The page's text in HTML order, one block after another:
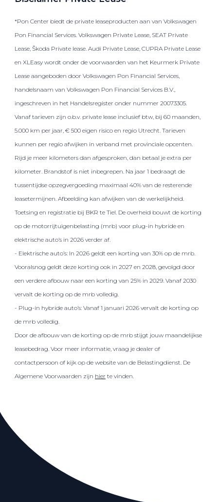
*Pon Center biedt de private leaseproducten aan van Volkswagen
Pon Financial Services. Volkswagen Private Lease, SEAT Private
Lease, Škoda Private lease. Audi Private Lease, CUPRA Private Lease
en XLEasy wordt onder de voorwaarden van het Keurmerk Private
Lease aangeboden door Volkswagen Pon Financial Services,
handelsnaam van Volkswagen Pon Financial Services B.V.,
ingeschreven in het Handelsregister onder nummer 20073305.
Vanaf tarieven zijn o.b.v. private lease inclusief btw, bij 60 maanden,
5.000 km per jaar, € 500 eigen risico en regio Utrecht. Tarieven
kunnen per regio afwijken in verband met provinciale opcenten.
Rijd je meer kilometers dan afgesproken, dan betaal je extra per
kilometer. Brandstof is niet inbegrepen. Na jaar 1 bedraagt de
tussentijdse opzegvergoeding maximaal 40% van de resterende
leasetermijnen. Afbeelding kan afwijken van de werkelijkheid.
Toetsing en registratie bij BKR te Tiel. De overheid bouwt de korting
op de motorrijtuigenbelasting (mrb) voor plug-in hybride en
elektrische auto’s in 2026 verder af.
- Elektrische auto’s: In 2026 geldt een korting van 30% op de mrb.
Vooralsnog geldt deze korting ook in 2027 en 2028, gevolgd door
een verdere afbouw naar een korting van 25% in 2029. Vanaf 2030
vervalt de korting op de mrb volledig.
- Plug-in hybride auto’s: Vanaf 1 januari 2026 vervalt de korting op
de mrb volledig.
Door de afbouw van de korting op de mrb stijgt jouw maandelijkse
leasebedrag. Voor meer informatie, vraag je dealer of
contactpersoon of kijk op de website van de Belastingdienst. De
Algemene Voorwaarden zijn hier te vinden.